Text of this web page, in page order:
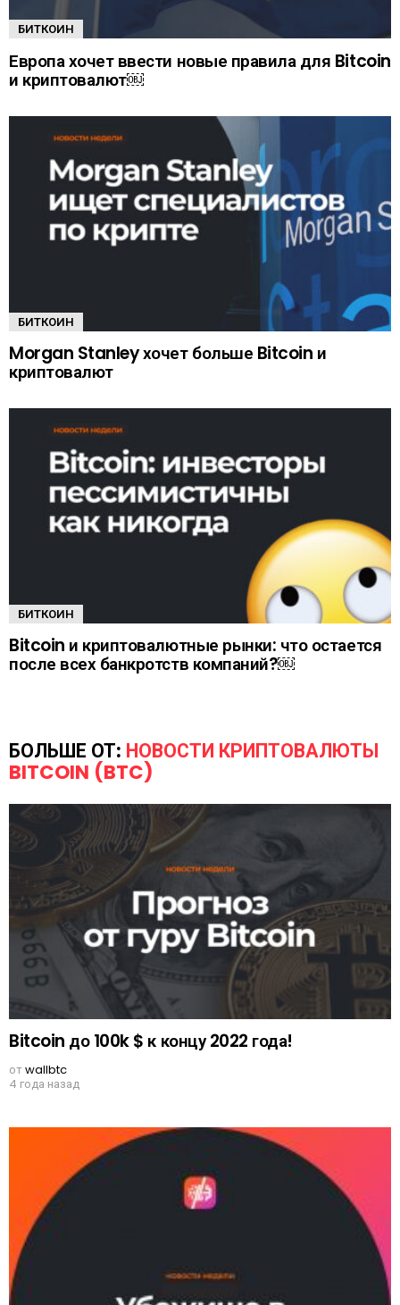
БИТКОИН
Европа хочет ввести новые правила для Bitcoin
и криптовалют￼
БИТКОИН
Morgan Stanley хочет больше Bitcoin и
криптовалют
БИТКОИН
Bitcoin и криптовалютные рынки: что остается
после всех банкротств компаний?￼
БОЛЬШЕ ОТ: НОВОСТИ КРИПТОВАЛЮТЫ
BITCOIN (BTC)
Bitcoin до 100k $ к концу 2022 года!
отwallbtc
4 года назад